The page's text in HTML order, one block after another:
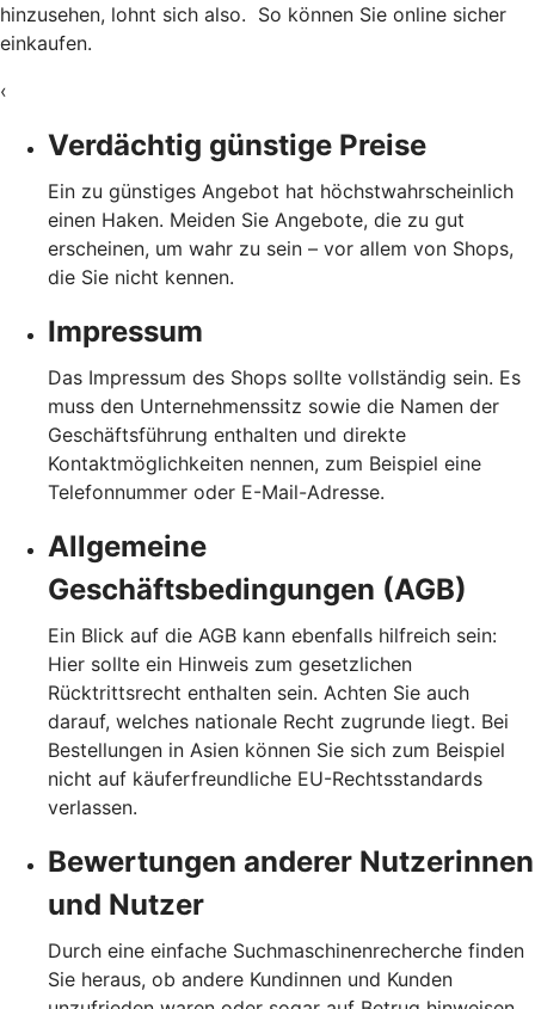
hinzusehen, lohnt sich also. So können Sie online sicher
einkaufen.
‹
Verdächtig günstige Preise
Ein zu günstiges Angebot hat höchstwahrscheinlich
einen Haken. Meiden Sie Angebote, die zu gut
erscheinen, um wahr zu sein – vor allem von Shops,
die Sie nicht kennen.
Impressum
Das Impressum des Shops sollte vollständig sein. Es
muss den Unternehmenssitz sowie die Namen der
Geschäftsführung enthalten und direkte
Kontaktmöglichkeiten nennen, zum Beispiel eine
Telefonnummer oder E-Mail-Adresse.
Allgemeine
Geschäftsbedingungen (AGB)
Ein Blick auf die AGB kann ebenfalls hilfreich sein:
Hier sollte ein Hinweis zum gesetzlichen
Rücktrittsrecht enthalten sein. Achten Sie auch
darauf, welches nationale Recht zugrunde liegt. Bei
Bestellungen in Asien können Sie sich zum Beispiel
nicht auf käuferfreundliche EU-Rechtsstandards
verlassen.
Bewertungen anderer Nutzerinnen
und Nutzer
Durch eine einfache Suchmaschinenrecherche finden
Sie heraus, ob andere Kundinnen und Kunden